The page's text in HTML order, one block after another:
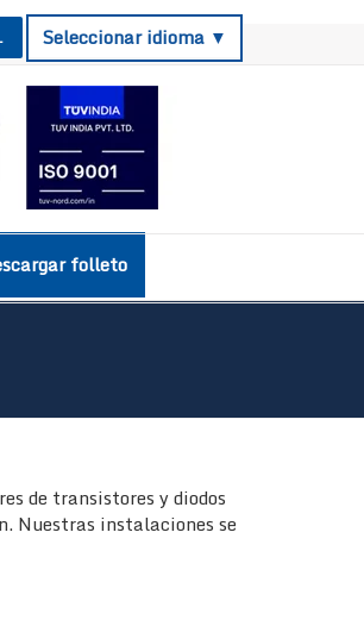
Seleccionar idioma ▼
folleto
de transistores y diodos
Nuestras instalaciones se